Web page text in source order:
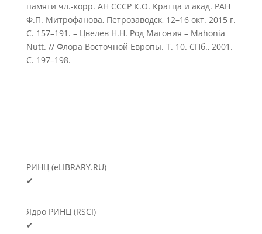
памяти чл.-корр. АН СССР К.О. Кратца и акад. РАН
Ф.П. Митрофанова, Петрозаводск, 12–16 окт. 2015 г.
С. 157–191. – Цвелев Н.Н. Род Магония – Mahonia
Nutt. // Флора Восточной Европы. Т. 10. СПб., 2001.
С. 197–198.
РИНЦ (eLIBRARY.RU)
✔
Ядро РИНЦ (RSCI)
✔